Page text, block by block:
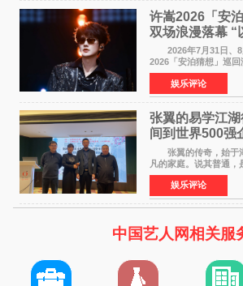
许嵩2026「安
双场浪漫落幕 “
江城记忆”
2026年7月31日、8
2026「安泊猜想」巡
体育场盛大开唱。许嵩
浪漫惬意的舞台设计到
动，共同开启了一场关
娱乐评论
张翼的易学江
间到世界500强
张翼的传奇，始于
凡的家庭。说其普通，
气；说其不凡，是因为
的长者——他的爷爷。
是张翼走进易学
娱乐评论
中国艺人网相关服